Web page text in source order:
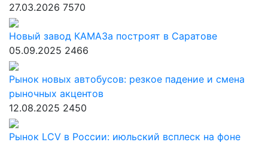
27.03.2026 7570
Новый завод КАМАЗа построят в Саратове
05.09.2025 2466
Рынок новых автобусов: резкое падение и смена
рыночных акцентов
12.08.2025 2450
Рынок LCV в России: июльский всплеск на фоне